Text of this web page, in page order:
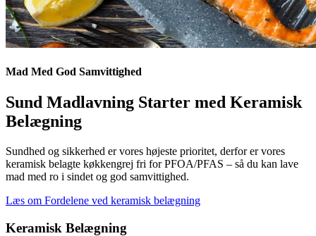
Mad Med God Samvittighed
Sund Madlavning Starter med Keramisk
Belægning
Sundhed og sikkerhed er vores højeste prioritet, derfor er vores
keramisk belagte køkkengrej fri for PFOA/PFAS – så du kan lave
mad med ro i sindet og god samvittighed.
Læs om Fordelene ved keramisk belægning
Keramisk Belægning